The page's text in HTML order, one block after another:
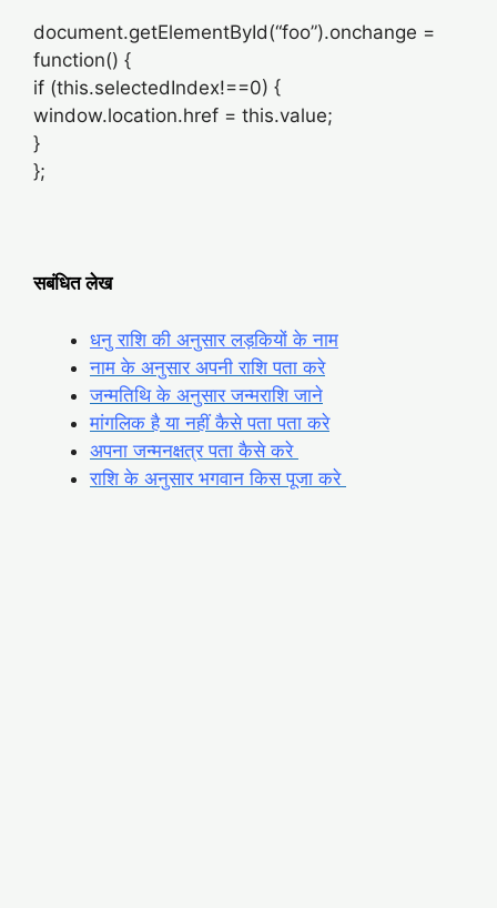
document.getElementById(“foo”).onchange =
function() {
if (this.selectedIndex!==0) {
window.location.href = this.value;
}
};
सबंधित लेख
धनु राशि की अनुसार लड़कियों के नाम
नाम के अनुसार अपनी राशि पता करे
जन्मतिथि के अनुसार जन्मराशि जाने
मांगलिक है या नहीं कैसे पता पता करे
अपना जन्मनक्षत्र पता कैसे करे
राशि के अनुसार भगवान किस पूजा करे